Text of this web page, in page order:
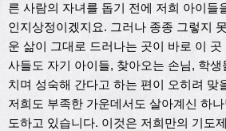
른 사람의 자녀를 돕기 전에 저희 아이들
인지상정이겠지요. 그러나 종종 그렇지
운 삶이 그대로 드러나는 곳이 바로 이
사들도 자기 아이들, 찾아오는 손님, 학생
치며 성숙해 간다고 하는 편이 오히려 맞
저희도 부족한 가운데서도 살아계신 하
도하고 있습니다. 이것은 저희만의 기도